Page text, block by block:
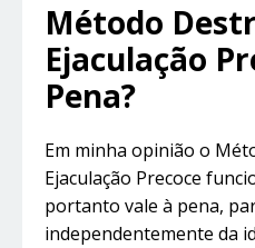
Método
Ejaculação
Pena?
Em minha opinião o
Ejaculação Precoce
portanto vale à pena,
independentemente da